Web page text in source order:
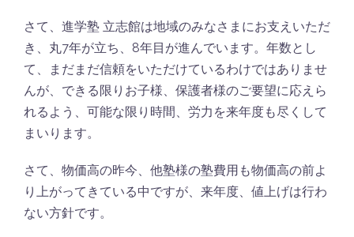
さて、進学塾 立志館は地域のみなさまにお支えいただ
き、丸7年が立ち、8年目が進んでいます。年数とし
て、まだまだ信頼をいただけているわけではありませ
んが、できる限りお子様、保護者様のご要望に応えら
れるよう、可能な限り時間、労力を来年度も尽くして
まいります。
さて、物価高の昨今、他塾様の塾費用も物価高の前よ
り上がってきている中ですが、来年度、値上げは行わ
ない方針です。